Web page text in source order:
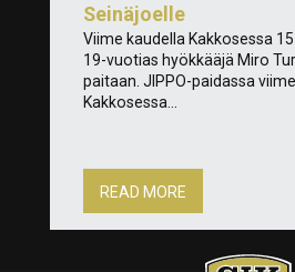
Seinäjoelle
Viime kaudella Kakkosessa
19-vuotias hyökkääjä Miro
paitaan. JIPPO-paidassa
Kakkosessa...
READ MORE